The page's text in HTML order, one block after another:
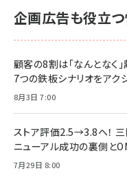
企画広告も役立つ
顧客の8割は「なんとなく
7つの鉄板シナリオをアク
8月3日 7:00
ストア評価2.5→3.8へ！ 三
ニューアル成功の裏側と
7月29日 8:00